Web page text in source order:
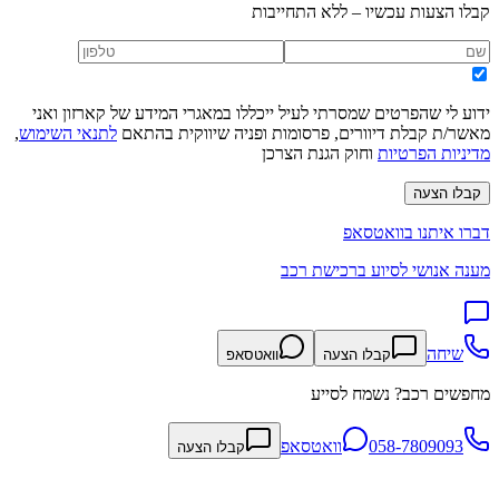
קבלו הצעות עכשיו – ללא התחייבות
ידוע לי שהפרטים שמסרתי לעיל ייכללו במאגרי המידע של קארזון ואני
מאשר/ת קבלת דיוורים, פרסומות ופניה שיווקית בהתאם לתנאי השימוש,
מדיניות הפרטיות וחוק הגנת הצרכן
קבלו הצעה
דברו איתנו בוואטסאפ
מענה אנושי לסיוע ברכישת רכב
שיחה קבלו הצעה וואטסאפ
מחפשים רכב? נשמח לסייע
058-7809093 וואטסאפ קבלו הצעה